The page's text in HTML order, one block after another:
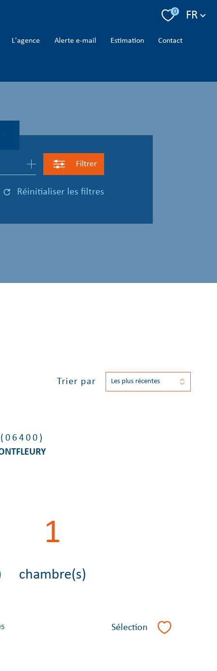
0 FR
l'agence alerte e-mail estimation contact
Filtrer
réinitialiser les filtres
Trier par Les plus récentes
1
chambre(s)
Sélection Sélectionner